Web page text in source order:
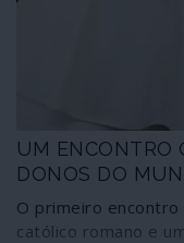
UM ENCONTRO
DONOS DO
O primeiro
católico romano e